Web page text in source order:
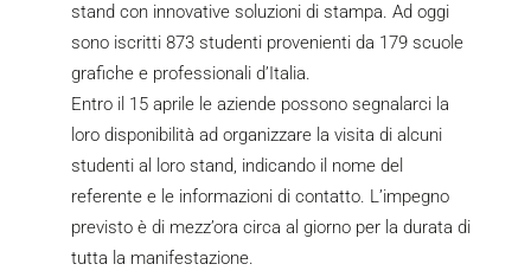
stand con innovative soluzioni di stampa. Ad oggi
sono iscritti 873 studenti provenienti da 179 scuole
grafiche e professionali d’Italia.
Entro il 15 aprile le aziende possono segnalarci la
loro disponibilità ad organizzare la visita di alcuni
studenti al loro stand, indicando il nome del
referente e le informazioni di contatto. L’impegno
previsto è di mezz’ora circa al giorno per la durata di
tutta la manifestazione.